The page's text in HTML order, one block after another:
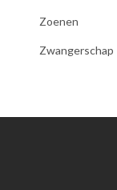
Zoenen
Zwangerschap